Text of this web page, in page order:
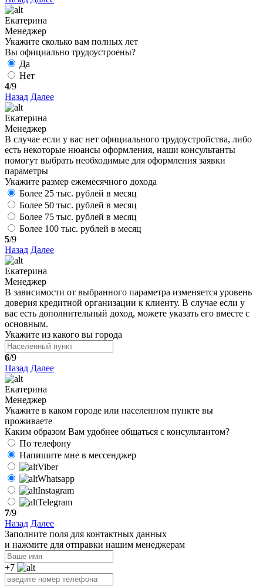
Екатерина
Менеджер
Укажите сколько вам полных лет
Вы официально трудоустроены?
Да
Нет
4/9
Назад Далее
Екатерина
Менеджер
В случае если у вас нет официального трудоустройства, либо
есть некоторые нюансы оформления, наши консультанты
помогут выбрать необходимые для оформления заявки
параметры
Укажите размер ежемесячного дохода
Более 25 тыс. рублей в месяц
Более 50 тыс. рублей в месяц
Более 75 тыс. рублей в месяц
Более 100 тыс. рублей в месяц
5/9
Назад Далее
Екатерина
Менеджер
В зависимости от выбранного параметра изменяется уровень
доверия кредитной организации к клиенту. В случае если у
вас есть дополнительный доход, можете указать его вместе с
основным.
Укажите из какого вы города
6/9
Назад Далее
Екатерина
Менеджер
Укажите в каком городе или населенном пункте вы
проживаете
Каким образом Вам удобнее общаться с консультантом?
По телефону
Напишите мне в мессенджер
Viber
Whatsapp
Instagram
Telegram
7/9
Назад Далее
Заполните поля для контактных данных
и нажмите для отправки нашим менеджерам
+7